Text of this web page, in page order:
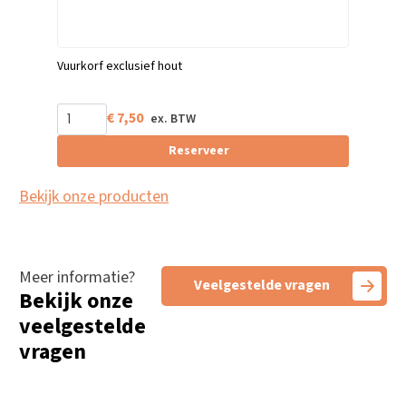
Vuurkorf exclusief hout
€7,50
Reserveer
Bekijk onze producten
Meer informatie?
Bekijk onze
veelgestelde
vragen
Veelgestelde vragen